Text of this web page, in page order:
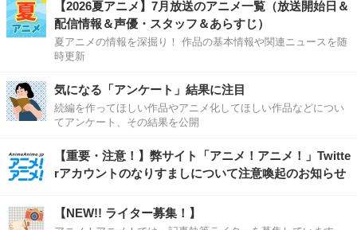
【2026夏アニメ】7月放送のアニメ一覧（放送開始日＆
配信情報＆声優・スタッフ＆あらすじ）
夏アニメの情報を深掘り！ 作品の基本情報や関連ニュースを随
時更新
気になる「アンケート」結果に注目
続編を作ってほしい作品やアニメ化してほしい作品などについ
てアンケート、その結果を公開
【重要・注意！】弊サイト「アニメ！アニメ！」Twitte
rアカウントのなりすましについて注意喚起のお知らせ
【NEW!! ライター募集！】